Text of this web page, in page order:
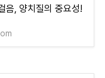
음, 양치질의 중요성!